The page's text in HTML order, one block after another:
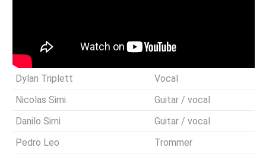
Dylan Triplett
Vocal
Nicolas Simi
Guitar / vocal
Danilo Simi
Guitar / vocal
Pedro Leo
Trommer